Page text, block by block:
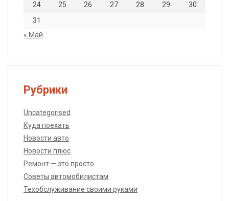
24
25 26 27 28 29
30
31
« Май
Рубрики
Uncategorised
Куда поехать
Новости авто
Новости плюс
Ремонт — это просто
Советы автомобилистам
Техобслуживание своими руками